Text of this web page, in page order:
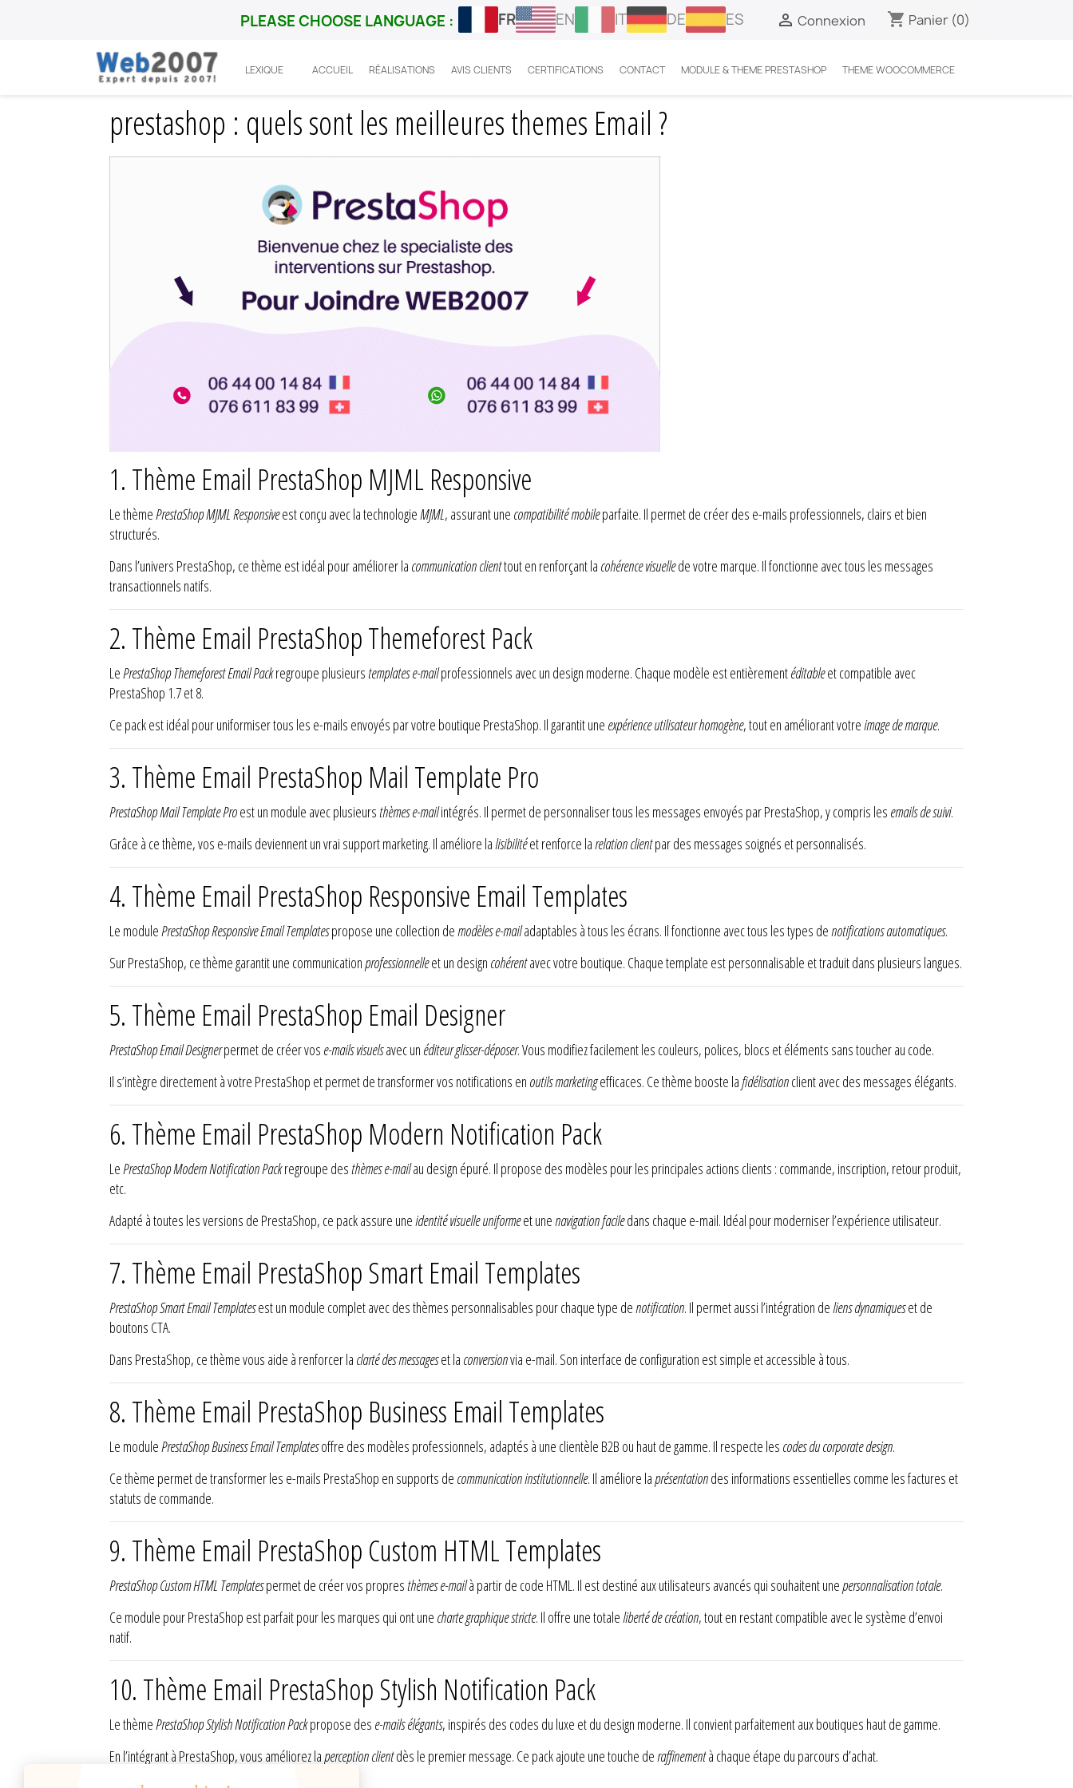
PLEASE CHOOSE LANGUAGE : FR EN IT DE ES  Connexion shopping_cart Panier (0)
LEXIQUE ACCUEIL RÉALISATIONS AVIS CLIENTS CERTIFICATIONS CONTACT MODULE & THEME PRESTASHOP THEME WOOCOMMERCE
Accueil Prestashop
prestashop : quels sont les meilleures themes Email ?
1. Thème Email PrestaShop MJML Responsive
Le thèmePrestaShop MJML Responsiveest conçu avec la technologieMJML, assurant une compatibilité mobileparfaite. Il permet de créer des e-mails professionnels, clairs et bien
structurés.
Dans l’univers PrestaShop, ce thème est idéal pour améliorer la communication clienttout en renforçant la cohérence visuellede votre marque. Il fonctionne avec tous les messages
transactionnels natifs.
2. Thème Email PrestaShop Themeforest Pack
LePrestaShop Themeforest Email Packregroupe plusieurstemplates e-mailprofessionnels avec un design moderne. Chaque modèle est entièrementéditableet compatible avec
PrestaShop 1.7 et 8.
Ce pack est idéal pour uniformiser tous les e-mails envoyés par votre boutique PrestaShop. Il garantit une expérience utilisateur homogène, tout en améliorant votreimage de marque.
3. Thème Email PrestaShop Mail Template Pro
PrestaShop Mail Template Proest un module avec plusieursthèmes e-mailintégrés. Il permet de personnaliser tous les messages envoyés par PrestaShop, y compris les emails de suivi.
Grâce à ce thème, vos e-mails deviennent un vrai support marketing. Il améliore lalisibilitéet renforce larelation clientpar des messages soignés et personnalisés.
4. Thème Email PrestaShop Responsive Email Templates
Le modulePrestaShop Responsive Email Templatespropose une collection demodèles e-mailadaptables à tous les écrans. Il fonctionne avec tous les types denotifications automatiques.
Sur PrestaShop, ce thème garantit une communicationprofessionnelleet un design cohérentavec votre boutique. Chaque template est personnalisable et traduit dans plusieurs langues.
5. Thème Email PrestaShop Email Designer
PrestaShop Email Designerpermet de créer vos e-mails visuelsavec un éditeur glisser-déposer. Vous modifiez facilement les couleurs, polices, blocs et éléments sans toucher au code.
Il s’intègre directement à votre PrestaShop et permet de transformer vos notifications en outils marketingefficaces. Ce thème booste lafidélisationclient avec des messages élégants.
6. Thème Email PrestaShop Modern Notification Pack
LePrestaShop Modern Notification Packregroupe desthèmes e-mailau design épuré. Il propose des modèles pour les principales actions clients : commande, inscription, retour produit,
etc.
Adapté à toutes les versions de PrestaShop, ce pack assure uneidentité visuelle uniformeet unenavigation faciledans chaque e-mail. Idéal pour moderniser l’expérience utilisateur.
7. Thème Email PrestaShop Smart Email Templates
PrestaShop Smart Email Templatesest un module complet avec des thèmes personnalisables pour chaque type denotification. Il permet aussi l’intégration deliens dynamiqueset de
boutons CTA.
Dans PrestaShop, ce thème vous aide à renforcer la clarté des messageset la conversionvia e-mail. Son interface de configuration est simple et accessible à tous.
8. Thème Email PrestaShop Business Email Templates
Le modulePrestaShop Business Email Templatesoffre des modèles professionnels, adaptés à une clientèle B2B ou haut de gamme. Il respecte les codes du corporate design.
Ce thème permet de transformer les e-mails PrestaShop en supports de communication institutionnelle. Il améliore laprésentationdes informations essentielles comme les factures et
statuts de commande.
9. Thème Email PrestaShop Custom HTML Templates
PrestaShop Custom HTML Templatespermet de créer vos propresthèmes e-mailà partir de code HTML. Il est destiné aux utilisateurs avancés qui souhaitent unepersonnalisation totale.
Ce module pour PrestaShop est parfait pour les marques qui ont une charte graphique stricte. Il offre une totaleliberté de création, tout en restant compatible avec le système d’envoi
natif.
10. Thème Email PrestaShop Stylish Notification Pack
Le thèmePrestaShop Stylish Notification Packpropose des e-mails élégants, inspirés des codes du luxe et du design moderne. Il convient parfaitement aux boutiques haut de gamme.
En l’intégrant à PrestaShop, vous améliorez laperception clientdès le premier message. Ce pack ajoute une touche deraffinementà chaque étape du parcours d’achat.